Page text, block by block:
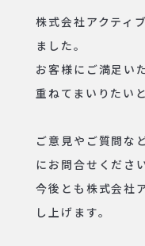
株式会社アクティ
ました。
お客様にご満足い
重ねてまいりたい
ご意見やご質問な
にお問合せください
今後とも株式会社
し上げます。